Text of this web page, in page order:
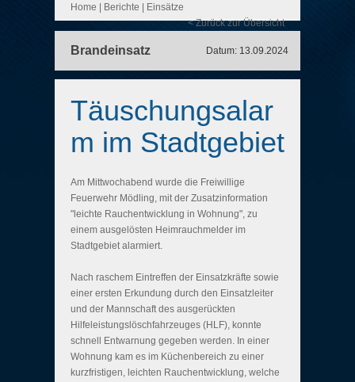
Home Berichte
Einsätze
< Zurück zur Übersicht
Brandeinsatz Datum: 13.09.2024
Täuschungsalar
m im Stadtgebiet
Am Mittwochabend wurde die Freiwillige
Feuerwehr Mödling, mit der Zusatzinformation
"leichte Rauchentwicklung in Wohnung", zu
einem ausgelösten Heimrauchmelder im
Stadtgebiet alarmiert.
Nach raschem Eintreffen der Einsatzkräfte sowie
einer ersten Erkundung durch den Einsatzleiter
und der Mannschaft des ausgerückten
Hilfeleistungslöschfahrzeuges (HLF), konnte
schnell Entwarnung gegeben werden. In einer
Wohnung kam es im Küchenbereich zu einer
kurzfristigen, leichten Rauchentwicklung, welche